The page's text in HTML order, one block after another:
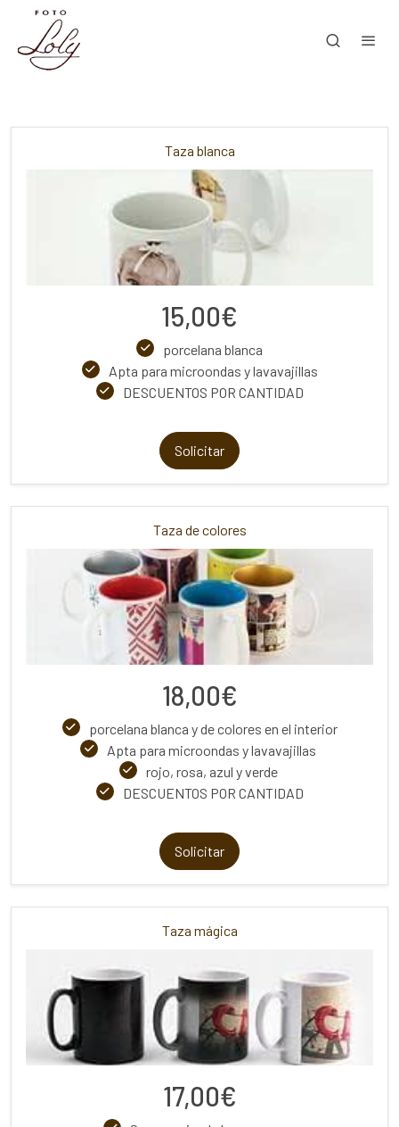
Taza blanca
15,00€
porcelana blanca
Apta para microondas y lavavajillas
DESCUENTOS POR CANTIDAD
Solicitar
Taza de colores
18,00€
porcelana blanca y de colores en el interior
Apta para microondas y lavavajillas
rojo, rosa, azul y verde
DESCUENTOS POR CANTIDAD
Solicitar
Taza mágica
17,00€